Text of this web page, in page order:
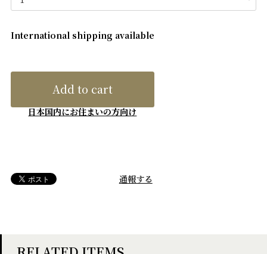
International shipping available
Add to cart
日本国内にお住まいの方向け
通報する